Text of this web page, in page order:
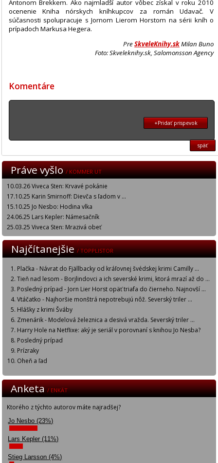
Antonom Brekkem. Ako najmladší autor vôbec získal v roku 2010
ocenenie Kniha nórskych kníhkupcov za román Udavač. V
súčasnosti spolupracuje s Jornom Lierom Horstom na sérii kníh o
prípadoch Markusa Hegera.
PreSkveleKnihy.skMilan Buno
Foto: Skveleknihy.sk, Salomonsson Agency
Komentáre
+Pridať prispevok
späť
Práve vyšlo/ KOMMER UT
10.03.26 Viveca Sten: Krvavé pokánie
17.10.25 Karin Smirnoff: Dievča s ľadom v ...
15.10.25 Jo Nesbo: Hodina vlka
24.06.25 Lars Kepler: Námesačník
25.03.25 Viveca Sten: Mrazivá obeť
Najčítanejšie/ TOPPLISTOR
Plačka - Návrat do Fjällbacky od kráľovnej švédskej krimi Camilly ...
Tieň nad lesom - Borjlindovci a ich severské krimi, ktorá mrazí až do ...
Posledný prípad - Jorn Lier Horst opäť triafa do čierneho. Najnovší ...
Vtáčatko - Najhoršie monštrá nepotrebujú nôž. Severský triler ...
Hlášky z krimi Šváby
Zmenárik - Modelová železnica a desivá vražda. Severský triler ...
Harry Hole na Netflixe: aký je seriál v porovnaní s knihou Jo Nesba?
Posledný prípad
Prízraky
Oheň a ľad
Anketa/ ENKÄT
Ktorého z týchto autorov máte najradšej?
Jo Nesbo (23%)
Lars Kepler (11%)
Stieg Larsson (4%)